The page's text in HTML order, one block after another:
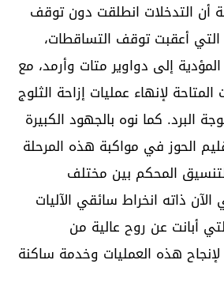
أن التدخلات انطلقت دون توقف
التي أعقبت توقف التساقطات،
إلى دواوير متات وأرمد، مع
لإنهاء عمليات إزاحة الثلوج
البرد. كما نوه بالجهود الكبيرة
الحوز في مواكبة هذه المرحلة
المحكم بين مختلف
ذاته انخراط سائقي الآليات
أبانت عن روح عالية من
لإنجاح هذه العمليات وخدمة ساكنة